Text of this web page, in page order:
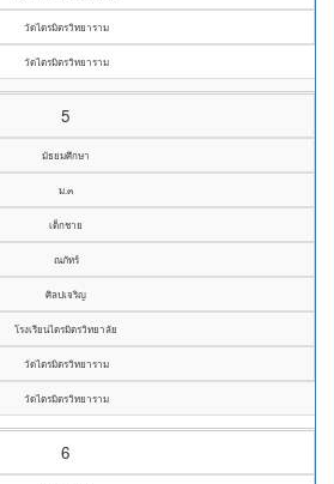
วัดไตรมิตรวิทยาราม
วัดไตรมิตรวิทยาราม
5
มัธยมศึกษา
ม.๓
เด็กชาย
ณภัทร์
ศิลปเจริญ
โรงเรียนไตรมิตรวิทยาลัย
วัดไตรมิตรวิทยาราม
วัดไตรมิตรวิทยาราม
6